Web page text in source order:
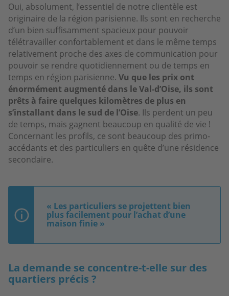
Oui, absolument, l’essentiel de notre clientèle est
originaire de la région parisienne. Ils sont en recherche
d’un bien suffisamment spacieux pour pouvoir
télétravailler confortablement et dans le même temps
relativement proche des axes de communication pour
pouvoir se rendre quotidiennement ou de temps en
temps en région parisienne. Vu que les prix ont
énormément augmenté dans le Val-d’Oise, ils sont
prêts à faire quelques kilomètres de plus en
s’installant dans le sud de l’Oise. Ils perdent un peu
de temps, mais gagnent beaucoup en qualité de vie !
Concernant les profils, ce sont beaucoup des primo-
accédants et des particuliers en quête d’une résidence
secondaire.
« Les particuliers se projettent bien
plus facilement pour l’achat d’une
maison finie »
La demande se concentre-t-elle sur des
quartiers précis ?